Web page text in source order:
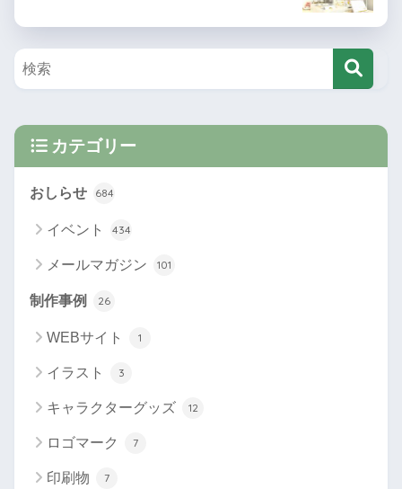
カテゴリー
おしらせ 684
イベント 434
メールマガジン 101
制作事例 26
WEBサイト 1
イラスト 3
キャラクターグッズ 12
ロゴマーク 7
印刷物 7